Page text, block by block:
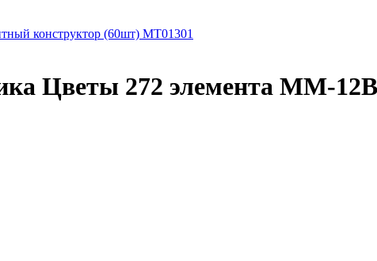
конструктор (60шт) MT01301
Цветы 272 элемента MM-